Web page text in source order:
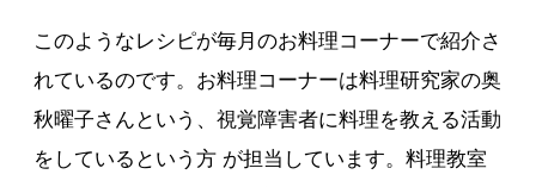
このようなレシピが毎月のお料理コーナーで紹介さ
れているのです。お料理コーナーは料理研究家の奥
秋曜子さんという、視覚障害者に料理を教える活動
をしているという方 が担当しています。料理教室